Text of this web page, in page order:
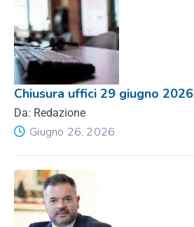
Chiusura uffici 29 giugno 2026
Da: Redazione
Giugno 26, 2026